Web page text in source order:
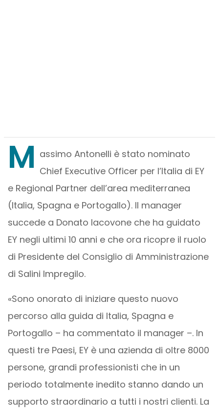
M assimo Antonelli è stato nominato
Chief Executive Officer per l’Italia di EY
e Regional Partner dell’area mediterranea
(Italia, Spagna e Portogallo). Il manager
succede a Donato Iacovone che ha guidato
EY negli ultimi 10 anni e che ora ricopre il ruolo
di Presidente del Consiglio di Amministrazione
di Salini Impregilo.
«Sono onorato di iniziare questo nuovo
percorso alla guida di Italia, Spagna e
Portogallo – ha commentato il manager –. In
questi tre Paesi, EY è una azienda di oltre 8000
persone, grandi professionisti che in un
periodo totalmente inedito stanno dando un
supporto straordinario a tutti i nostri clienti. La